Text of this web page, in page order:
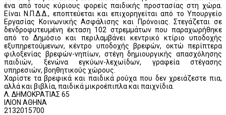
ένα από τους κύριους φορείς παιδικής προστασίας στη χώρα.
Είναι Ν.Π.Δ.Δ., εποπτεύεται και επιχορηγείται από το Υπουργείο
Εργασίας Κοινωνικής Ασφάλισης και Πρόνοιας. Στεγάζεται σε
δενδροφυτευμένη έκταση 102 στρεμμάτων που παραχωρήθηκε
από το Δημόσιο και περιλαμβάνει κεντρικό κτίριο υποδοχής
εξυπηρετούμενων, κέντρο υποδοχής βρεφών, οκτώ περίπτερα
φιλοξενίας βρεφών-νηπίων, στέγη δημιουργικής απασχόλησης
παιδιών, ξενώνα εγκύων-λεχωίδων, γραφεία στέγασης
υπηρεσιών, βοηθητικούς χώρους.
Χαρίστε τα βρεφικά και παιδικά ρούχα που δεν χρειάζεστε πια,
αλλά και βιβλία, παιδικά μικροέπιπλα και παιχνίδια.
Λ. ΔΗΜΟΚΡΑΤΙΑΣ 65
ΙΛΙΟΝ ΑΘΗΝΑ
2132015700